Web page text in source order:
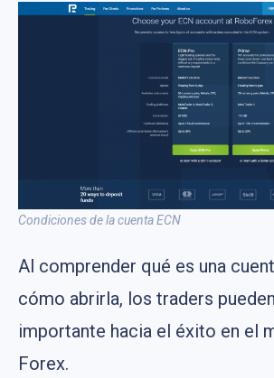
Condiciones de la cuenta ECN
Al comprender qué es una
cómo abrirla, los traders
importante hacia el éxito en el
Forex.